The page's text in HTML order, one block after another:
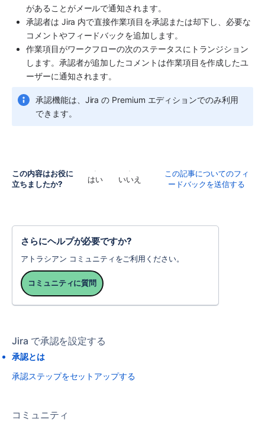
があることがメールで通知されます。
承認者は Jira 内で直接作業項目を承認または却下し、必要な
コメントやフィードバックを追加します。
作業項目がワークフローの次のステータスにトランジション
します。承認者が追加したコメントは作業項目を作成したユ
ーザーに通知されます。
承認機能は、Jira の Premium エディションでのみ利用
できます。
この内容はお役に
立ちましたか?
はい いいえ
この記事についてのフィ
ードバックを送信する
さらにヘルプが必要ですか?
アトラシアン コミュニティをご利用ください。
コミュニティに質問
Jira で承認を設定する
承認とは
承認ステップをセットアップする
コミュニティ